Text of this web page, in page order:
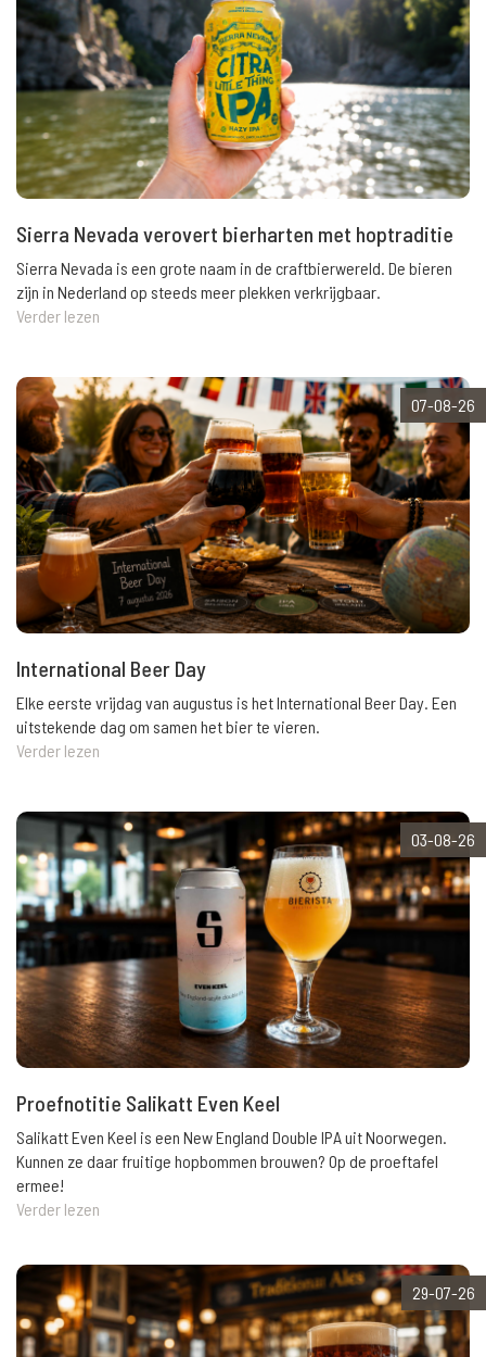
Sierra Nevada verovert bierharten met hoptraditie
Sierra Nevada is een grote naam in de craftbierwereld. De bieren
zijn in Nederland op steeds meer plekken verkrijgbaar.
Verder lezen
07-08-26
International Beer Day
Elke eerste vrijdag van augustus is het International Beer Day. Een
uitstekende dag om samen het bier te vieren.
Verder lezen
03-08-26
Proefnotitie Salikatt Even Keel
Salikatt Even Keel is een New England Double IPA uit Noorwegen.
Kunnen ze daar fruitige hopbommen brouwen? Op de proeftafel
ermee!
Verder lezen
29-07-26